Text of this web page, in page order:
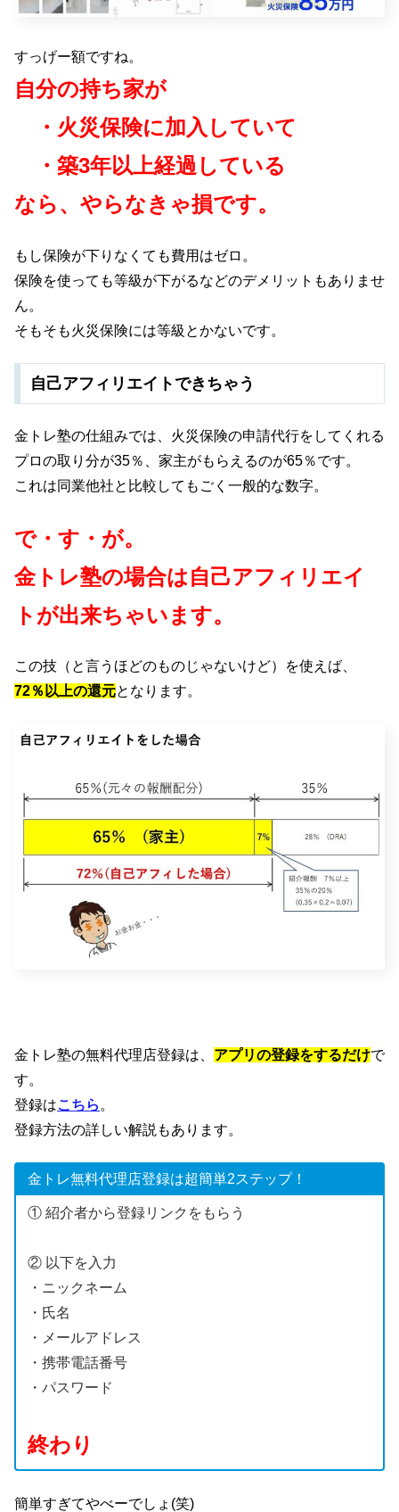
すっげー額ですね。
自分の持ち家が
・火災保険に加入していて
・築3年以上経過している
なら、やらなきゃ損です。
もし保険が下りなくても費用はゼロ。
保険を使っても等級が下がるなどのデメリットもありませ
ん。
そもそも火災保険には等級とかないです。
自己アフィリエイトできちゃう
金トレ塾の仕組みでは、火災保険の申請代行をしてくれる
プロの取り分が35％、家主がもらえるのが65％です。
これは同業他社と比較してもごく一般的な数字。
で・す・が。
金トレ塾の場合は自己アフィリエイ
トが出来ちゃいます。
この技（と言うほどのものじゃないけど）を使えば、
72％以上の還元となります。
金トレ塾の無料代理店登録は、 アプリの登録をするだけで
す。
登録はこちら 。
登録方法の詳しい解説もあります。
金トレ無料代理店登録は超簡単2ステップ！
① 紹介者から登録リンクをもらう
② 以下を入力
・ニックネーム
・氏名
・メールアドレス
・携帯電話番号
・パスワード
終わり
簡単すぎてやべーでしょ(笑)